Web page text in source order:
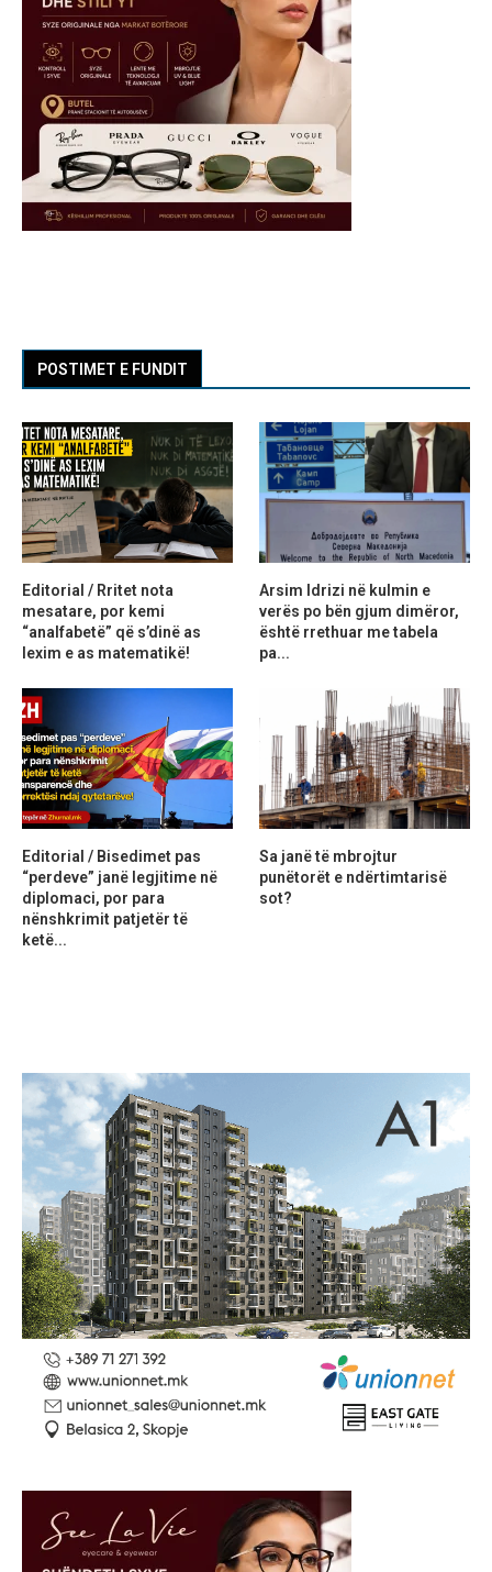
POSTIMET E FUNDIT
Editorial / Rritet nota
mesatare, por kemi
“analfabetë” që s’dinë as
lexim e as matematikë!
Arsim Idrizi në kulmin e
verës po bën gjum dimëror,
është rrethuar me tabela
pa...
Editorial / Bisedimet pas
“perdeve” janë legjitime në
diplomaci, por para
nënshkrimit patjetër të
ketë...
Sa janë të mbrojtur
punëtorët e ndërtimtarisë
sot?